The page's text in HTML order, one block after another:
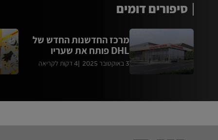
סיפורים דומים
מרכז החדשנות החדש של
DHL פותח את שעריו
3 באוקטובר 2025 4 דקות לקריאה